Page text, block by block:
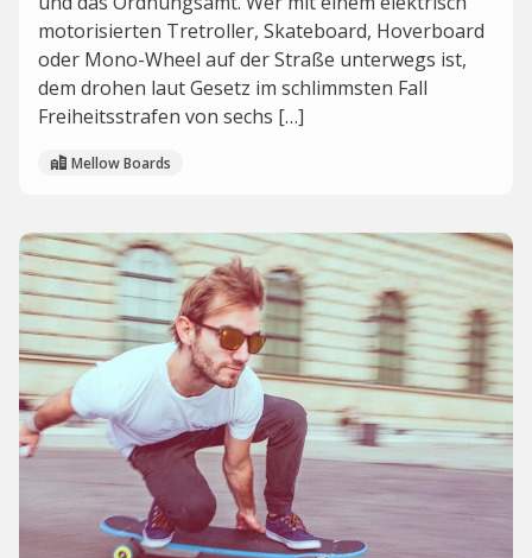
motorisierten Tretroller, Skateboard, Hoverboard
oder Mono-Wheel auf der Straße unterwegs ist,
dem drohen laut Gesetz im schlimmsten Fall
Freiheitsstrafen von sechs […]
Mellow Boards